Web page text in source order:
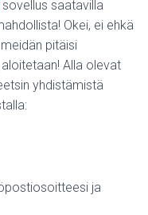
sovellus saatavilla
Okei, ei ehkä
pitäisi
Alla olevat
yhdistämistä
ja